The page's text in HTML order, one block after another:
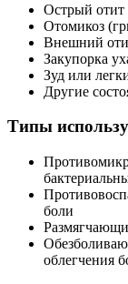
Острый отит
Отомикоз
Внешний
Закупорка
Зуд или
Другие
Типы
боли
облегчения